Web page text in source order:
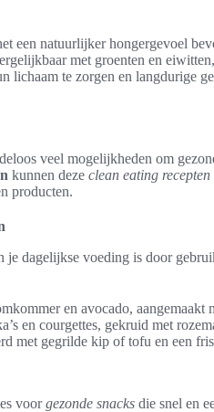
een natuurlijker hongergevoel
met groenten en
lichaam te zorgen en langdurige
veel mogelijkheden om
kunnen deze clean eating recepten
producten.
dagelijkse voeding is door
en avocado, aangemaakt
en courgettes, gekruid met
met gegrilde kip of tofu en een
voorgezonde snacks die snel en